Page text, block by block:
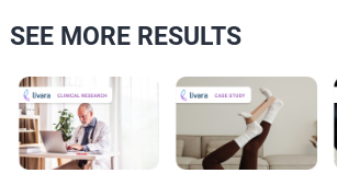
SEE MORE RESULTS